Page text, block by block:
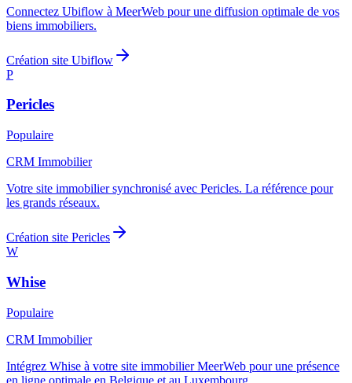
Connectez Ubiflow à MeerWeb pour une diffusion optimale de vos
biens immobiliers.
Création site Ubiflow
P
Pericles
Populaire
CRM Immobilier
Votre site immobilier synchronisé avec Pericles. La référence pour
les grands réseaux.
Création site Pericles
W
Whise
Populaire
CRM Immobilier
Intégrez Whise à votre site immobilier MeerWeb pour une présence
en ligne optimale en Belgique et au Luxembourg.